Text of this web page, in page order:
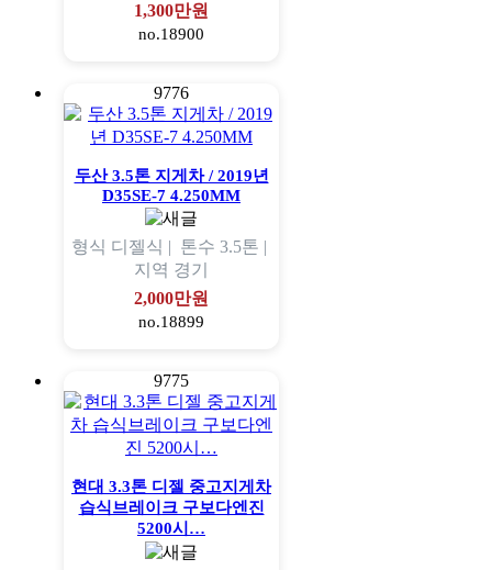
1,300만원
no.18900
9776
두산 3.5톤 지게차 / 2019년
D35SE-7 4.250MM
형식 디젤식 | 톤수 3.5톤 |
지역 경기
2,000만원
no.18899
9775
현대 3.3톤 디젤 중고지게차
습식브레이크 구보다엔진
5200시…